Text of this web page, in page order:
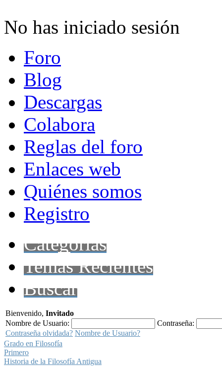
No has iniciado sesión
Foro
Blog
Descargas
Colabora
Reglas del foro
Enlaces web
Quiénes somos
Registro
Categorías
Temas Recientes
Buscar
Bienvenido, Invitado
Nombre de Usuario:
Contraseña:
Contraseña olvidada? Nombre de Usuario?
Grado en Filosofía
Primero
Historia de la Filosofía Antigua